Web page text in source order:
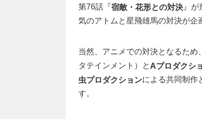
第76話『宿敵・花形との対決 』
気のアトムと星飛雄馬の対決が企
当然、アニメでの対決となるため
タテインメント）と Aプロダクシ
虫プロダクションによる共同制作
す。